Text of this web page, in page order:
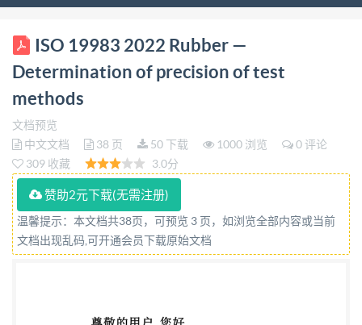
ISO INTERNATIONAL STANDARD 19983 Second
edition 2022-06 Rubber Determination of precision
of test methods Caoutchouc-Détermination de la
fidelité des méthodes d'essai Referencenumber
IS019983:2022(E) ISO @ISO2022 IS0 19983:2022(E)
COPYRIGHTPROTECTEDDOCUMENT ISO2022 All
rights reserved. Unless otherwise specified, or
required in the context of its implementation, no part
of this publication may be reproduced or utilized
otherwise in anyform or by anymeans, electronic or
ISO 19983 2022 Rubber —
Determination of precision of test
methods
文档预览
中文文档
38 页 50 下载 1000 浏览
0 评论
309 收藏
3.0分
赞助2元下载(无需注册)
温馨提示：本文档共38页，可预览 3 页，如浏览全部内容或当前
文档出现乱码,可开通会员下载原始文档